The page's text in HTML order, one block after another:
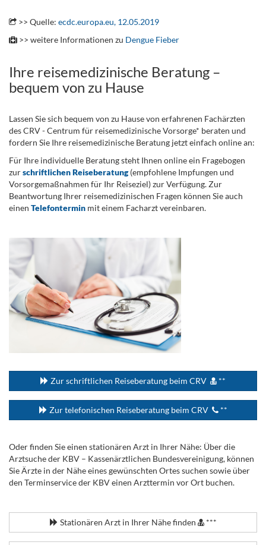
>> Quelle: ecdc.europa.eu, 12.05.2019
>> weitere Informationen zu Dengue Fieber
Ihre reisemedizinische Beratung –
bequem von zu Hause
Lassen Sie sich bequem von zu Hause von erfahrenen Fachärzten
des CRV - Centrum für reisemedizinische Vorsorge* beraten und
fordern Sie Ihre reisemedizinische Beratung jetzt einfach online an:
Für Ihre individuelle Beratung steht Ihnen online ein Fragebogen
zurschriftlichen Reiseberatung(empfohlene Impfungen und
Vorsorgemaßnahmen für Ihr Reiseziel) zur Verfügung. Zur
Beantwortung Ihrer reisemedizinischen Fragen können Sie auch
einen Telefontermin mit einem Facharzt vereinbaren.
Zur schriftlichen Reiseberatung beim CRV **
Zur telefonischen Reiseberatung beim CRV **
Oder finden Sie einen stationären Arzt in Ihrer Nähe: Über die
Arztsuche der KBV – Kassenärztlichen Bundesvereinigung, können
Sie Ärzte in der Nähe eines gewünschten Ortes suchen sowie über
den Terminservice der KBV einen Arzttermin vor Ort buchen.
Stationären Arzt in Ihrer Nähe finden ***